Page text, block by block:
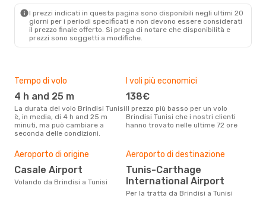
I prezzi indicati in questa pagina sono disponibili negli ultimi 20
giorni per i periodi specificati e non devono essere considerati
il ​​prezzo finale offerto. Si prega di notare che disponibilità e
prezzi sono soggetti a modifiche.
Tempo di volo
4 h and 25 m
La durata del volo Brindisi Tunisi
è, in media, di 4 h and 25 m
minuti, ma può cambiare a
seconda delle condizioni.
I voli più economici
138€
Il prezzo più basso per un volo
Brindisi Tunisi che i nostri clienti
hanno trovato nelle ultime 72 ore
Aeroporto di origine
Casale Airport
Volando da Brindisi a Tunisi
Aeroporto di destinazione
Tunis-Carthage
International Airport
Per la tratta da Brindisi a Tunisi